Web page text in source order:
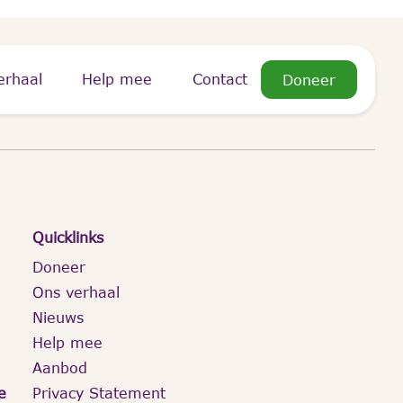
Help mee Contact Doneer
Inschrijven
Quicklinks
Doneer
Ons verhaal
Nieuws
Help mee
Aanbod
Privacy Statement